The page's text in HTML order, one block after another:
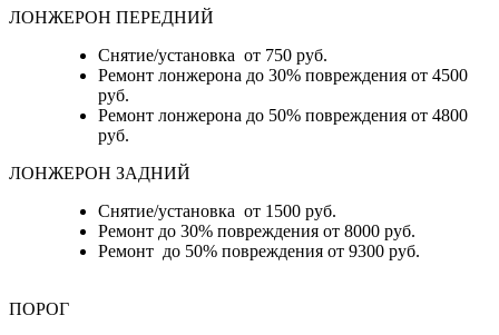
ЛОНЖЕРОН ПЕРЕДНИЙ
Снятие/установка от 750 руб.
Ремонт лонжерона до 30% повреждения от 4500
руб.
Ремонт лонжерона до 50% повреждения от 4800
руб.
ЛОНЖЕРОН ЗАДНИЙ
Снятие/установка от 1500 руб.
Ремонт до 30% повреждения от 8000 руб.
Ремонт до 50% повреждения от 9300 руб.
ПОРОГ